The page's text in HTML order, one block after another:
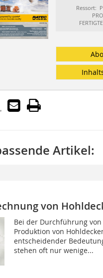
Ressort:
Artikel:
von
Bei der Durchführung
Produktion von
entscheidender
stehen oft nur wenige...